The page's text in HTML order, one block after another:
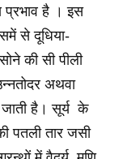
प्रभाव है । इस
से दूधिया-
की सी पीली
अथवा
है। सूर्य के
पतली तार जसी